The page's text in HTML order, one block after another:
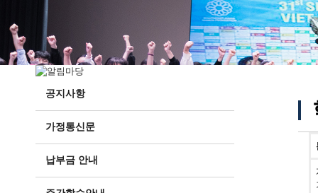
위치/전화
전경사진
공지사항
가정통신문
납부금 안내